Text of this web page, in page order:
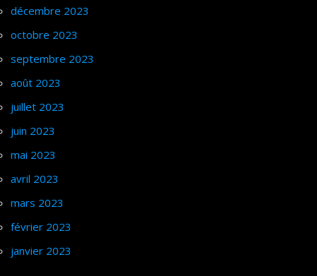
décembre 2023
octobre 2023
septembre 2023
août 2023
juillet 2023
juin 2023
mai 2023
avril 2023
mars 2023
février 2023
janvier 2023